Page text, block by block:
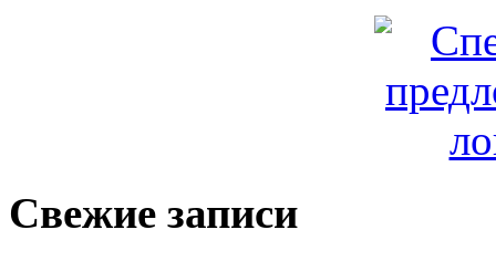
Свежие записи